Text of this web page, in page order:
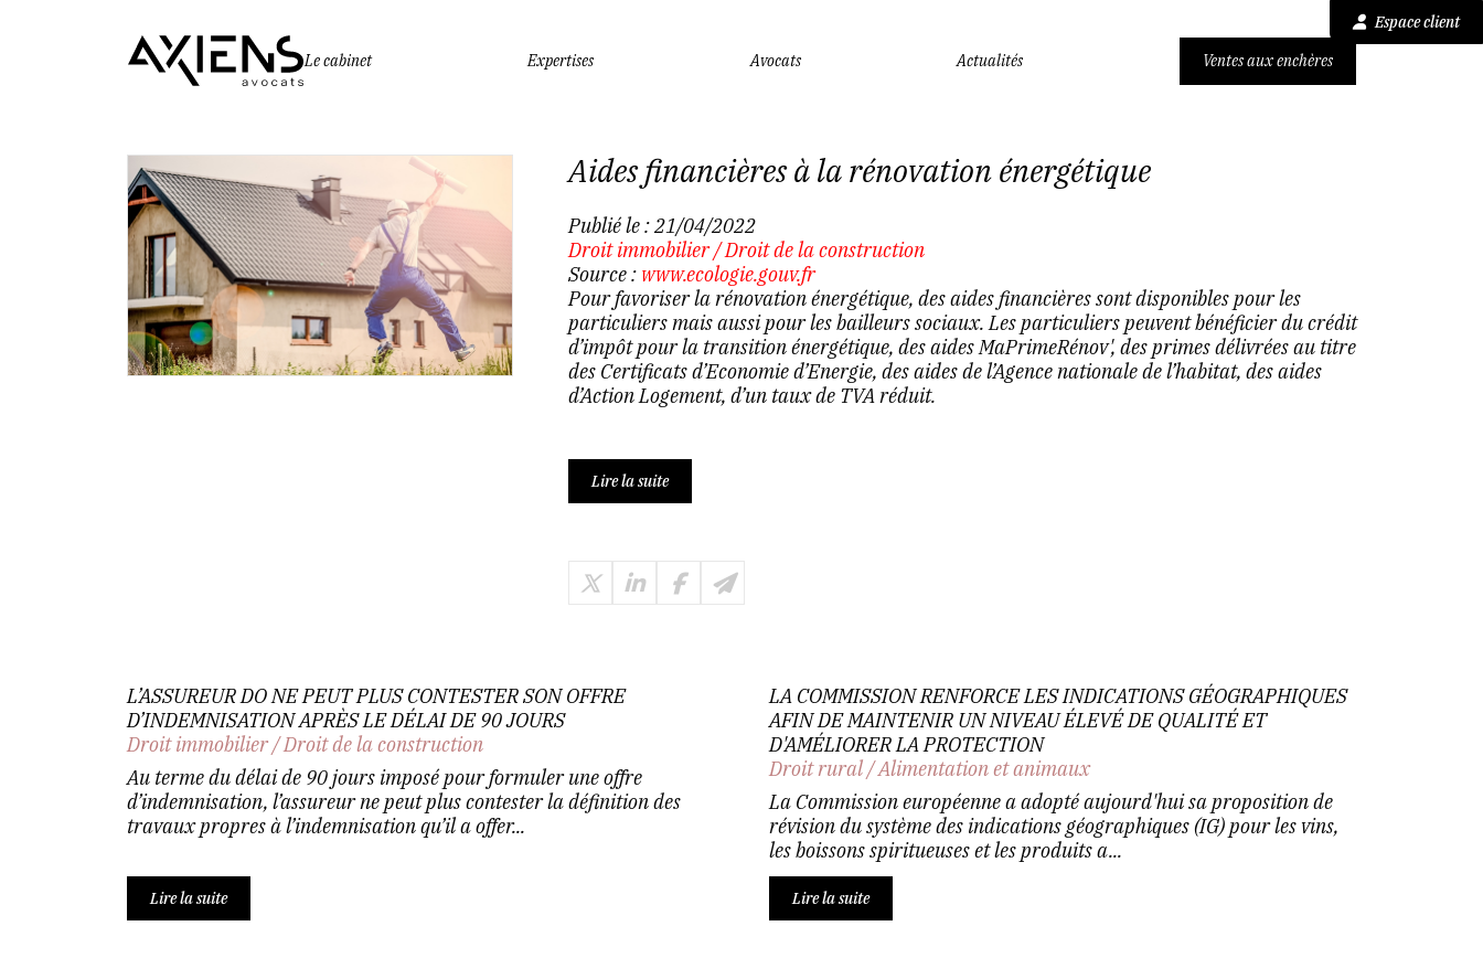
Espace client
Le cabinet
Expertises Avocats Actualités Ventes aux enchères
Aides financières à la rénovation énergétique
Publié le :21/04/2022
Droit immobilier/Droit de la construction
Source : www.ecologie.gouv.fr
Pour favoriser la rénovation énergétique, des aides financières sont disponibles pour les
particuliers mais aussi pour les bailleurs sociaux. Les particuliers peuvent bénéficier du crédit
d’impôt pour la transition énergétique, des aides MaPrimeRénov', des primes délivrées au titre
des Certificats d’Economie d’Energie, des aides de l’Agence nationale de l’habitat, des aides
d’Action Logement, d’un taux de TVA réduit.
Lire la suite
L’ASSUREUR DO NE PEUT PLUS CONTESTER SON OFFRE
D’INDEMNISATION APRÈS LE DÉLAI DE 90 JOURS
Droit immobilier/Droit de la construction
Au terme du délai de 90 jours imposé pour formuler une offre
d’indemnisation, l’assureur ne peut plus contester la définition des
travaux propres à l’indemnisation qu’il a offer...
Lire la suite
LA COMMISSION RENFORCE LES INDICATIONS GÉOGRAPHIQUES
AFIN DE MAINTENIR UN NIVEAU ÉLEVÉ DE QUALITÉ ET
D'AMÉLIORER LA PROTECTION
Droit rural/Alimentation et animaux
La Commission européenne a adopté aujourd'hui sa proposition de
révision du système des indications géographiques (IG) pour les vins,
les boissons spiritueuses et les produits a...
Lire la suite